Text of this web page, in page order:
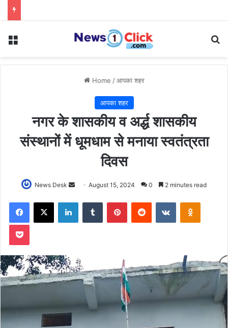
Menu
Home / आपका शहर
आपका शहर
नगर के शासकीय व अर्द्ध शासकीय
संस्थानों में धूमधाम से मनाया स्वतंत्रता
दिवस
News Desk
SendAugust 15, 2024 0 2 minutes read
Facebook
X LinkedInTumblr PinterestReddit VKontakte
Pocket